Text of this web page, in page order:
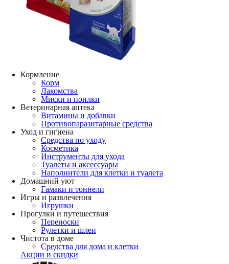
Кормление
Корм
Лакомства
Миски и поилки
Ветеринарная аптека
Витамины и добавки
Противопаразитарные средства
Уход и гигиена
Средства по уходу
Косметика
Инструменты для ухода
Туалеты и аксессуары
Наполнители для клетки и туалета
Домашний уют
Гамаки и тоннели
Игры и развлечения
Игрушки
Прогулки и путешествия
Переноски
Рулетки и шлеи
Чистота в доме
Средства для дома и клетки
Акции и скидки